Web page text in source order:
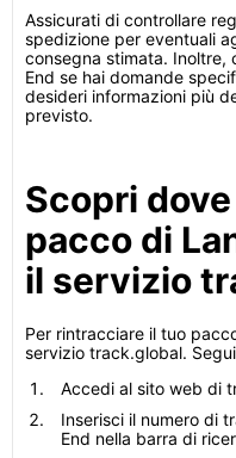
Assicurati di controllare
spedizione per eventuali
consegna stimata. Inoltre,
End se hai domande
desideri informazioni più
previsto.
Scopri
pacco di
il servizio
Per rintracciare il tuo
servizio track.global.
Accedi al sito web di
Inserisci il numero di
End nella barra di